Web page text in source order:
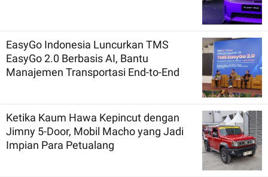
EasyGo Indonesia Luncurkan TMS
EasyGo 2.0 Berbasis AI, Bantu
Manajemen Transportasi End-to-End
Ketika Kaum Hawa Kepincut dengan
Jimny 5-Door, Mobil Macho yang Jadi
Impian Para Petualang